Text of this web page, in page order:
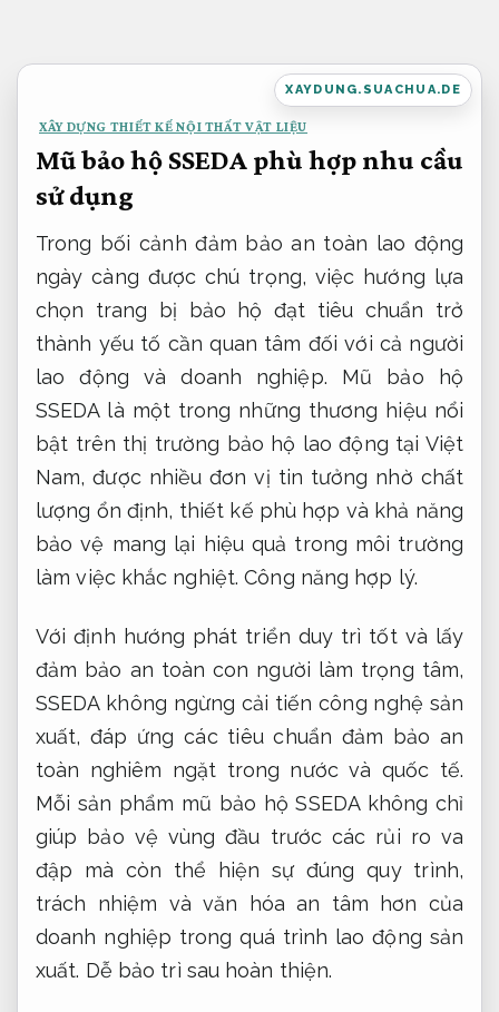
nội
XAYDUNG.SUACHUA.DE
XÂY DỰNG THIẾT KẾ NỘI THẤT VẬT LIỆU
Mũ bảo hộ SSEDA phù hợp nhu cầu
sử dụng
Trong bối cảnh đảm bảo an toàn lao động
ngày càng được chú trọng, việc hướng lựa
chọn trang bị bảo hộ đạt tiêu chuẩn trở
thành yếu tố cần quan tâm đối với cả người
lao động và doanh nghiệp. Mũ bảo hộ
SSEDA là một trong những thương hiệu nổi
bật trên thị trường bảo hộ lao động tại Việt
Nam, được nhiều đơn vị tin tưởng nhờ chất
lượng ổn định, thiết kế phù hợp và khả năng
bảo vệ mang lại hiệu quả trong môi trường
làm việc khắc nghiệt.Công năng hợp lý.
Với định hướng phát triển duy trì tốt và lấy
đảm bảo an toàn con người làm trọng tâm,
SSEDA không ngừng cải tiến công nghệ sản
xuất, đáp ứng các tiêu chuẩn đảm bảo an
toàn nghiêm ngặt trong nước và quốc tế.
Mỗi sản phẩm mũ bảo hộ SSEDA không chỉ
giúp bảo vệ vùng đầu trước các rủi ro va
đập mà còn thể hiện sự đúng quy trình,
trách nhiệm và văn hóa an tâm hơn của
doanh nghiệp trong quá trình lao động sản
xuất. Dễ bảo trì sau hoàn thiện.